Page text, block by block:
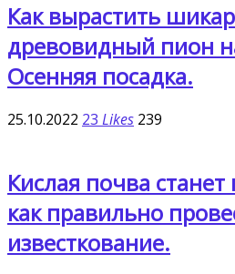
Как вырастить
древовидный пион
Осенняя посадка.
25.10.2022 23 Likes 239
Кислая почва
как правильно
известкование.